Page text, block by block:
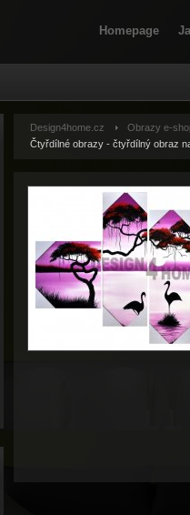
Homepage
Design4home.cz Obrazy e-
Čtyřdílné obrazy - čtyřdílný obraz